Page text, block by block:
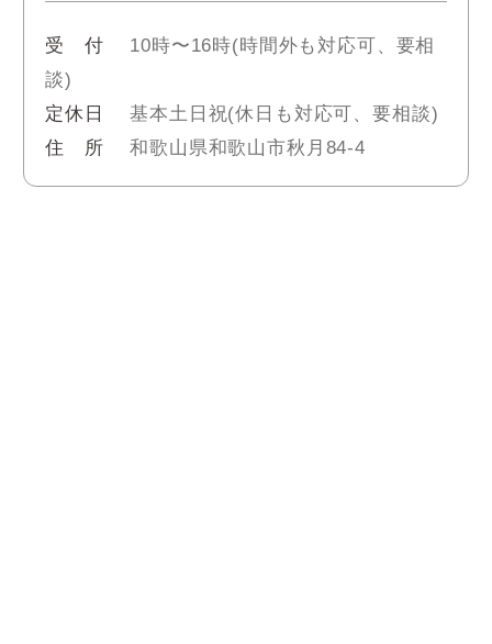
受 付 10時〜16時(時間外も対応可、要相
談)
定休日
基本土日祝(休日も対応可、要相談)
住 所 和歌山県和歌山市秋月84-4